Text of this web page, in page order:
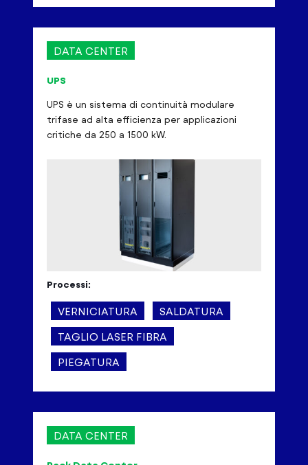
DATA CENTER
UPS
UPS è un sistema di continuità modulare
trifase ad alta efficienza per applicazioni
critiche da 250 a 1500 kW.
Processi:
VERNICIATURA SALDATURA
TAGLIO LASER FIBRA
PIEGATURA
DATA CENTER